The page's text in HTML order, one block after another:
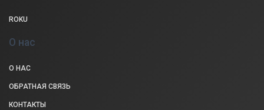
ROKU
О нас
О НАС
ОБРАТНАЯ СВЯЗЬ
КОНТАКТЫ